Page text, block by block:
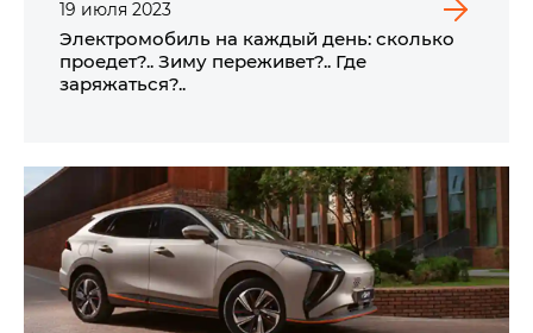
19 июля 2023
Электромобиль на каждый день: сколько
проедет?.. Зиму переживет?.. Где
заряжаться?..